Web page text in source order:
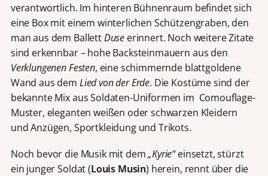
verantwortlich. Im hinteren Bühnenraum befindet sich
eine Box mit einem winterlichen Schützengraben, den
man aus dem BallettDuse erinnert. Noch weitere Zitate
sind erkennbar – hohe Backsteinmauern aus den
Verklungenen Festen, eine schimmernde blattgoldene
Wand aus dem Lied von der Erde. Die Kostüme sind der
bekannte Mix aus Soldaten-Uniformen im Comouflage-
Muster, eleganten weißen oder schwarzen Kleidern
und Anzügen, Sportkleidung und Trikots.
Noch bevor die Musik mit dem„Kyrie“einsetzt, stürzt
ein junger Soldat (Louis Musin) herein, rennt über die